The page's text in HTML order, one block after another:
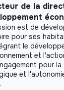
DE
salons
Sociale
des
Maires et des
et tout
certifications
not
that it
de la
est de
pour ses
le
et
pour la
et